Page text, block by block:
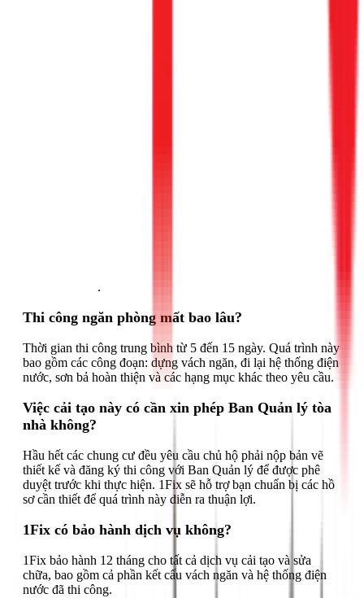
.
Thi công ngăn phòng mất bao lâu?
Thời gian thi công trung bình từ 5 đến 15 ngày. Quá trình này
bao gồm các công đoạn: dựng vách ngăn, đi lại hệ thống điện
nước, sơn bả hoàn thiện và các hạng mục khác theo yêu cầu.
Việc cải tạo này có cần xin phép Ban Quản lý tòa
nhà không?
Hầu hết các chung cư đều yêu cầu chủ hộ phải nộp bản vẽ
thiết kế và đăng ký thi công với Ban Quản lý để được phê
duyệt trước khi thực hiện. 1Fix sẽ hỗ trợ bạn chuẩn bị các hồ
sơ cần thiết để quá trình này diễn ra thuận lợi.
1Fix có bảo hành dịch vụ không?
1Fix bảo hành 12 tháng cho tất cả dịch vụ cải tạo và sửa
chữa, bao gồm cả phần kết cấu vách ngăn và hệ thống điện
nước đã thi công.